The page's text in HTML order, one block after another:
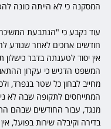
המסקנה כי לא הייתה כוונה
עוד נקבע כי "הנתבעת
חודשים ארוכים לאחר שנודע
אין יסוד לטענתה בדבר
המשפט הדגיש כי עקרון
מחייב לבחון כל שטר בנפרד,
המתייחסים לתקופה שבה לא
מנגד, עבור החודשים שבהם
בדירה וקיבלה שירות בפועל,